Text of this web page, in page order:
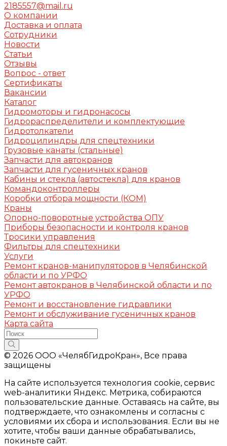
2185557@mail.ru
О компании
Доставка и оплата
Сотрудники
Новости
Статьи
Отзывы
Вопрос - ответ
Сертификаты
Вакансии
Каталог
Гидромоторы и гидронасосы
Гидрораспределители и комплектующие
Гидротолкатели
Гидроцилиндры для спецтехники
Грузовые канаты (стальные)
Запчасти для автокранов
Запчасти для гусеничных кранов
Кабины и стекла (автостекла) для кранов
Командоконтроллеры
Коробки отбора мощности (КОМ)
Краны
Опорно-поворотные устройства ОПУ
Приборы безопасности и контроля кранов
Тросики управления
Фильтры для спецтехники
Услуги
Ремонт кранов-манипуляторов в Челябинской
области и по УРФО
Ремонт автокранов в Челябинской области и по
УРФО
Ремонт и восстановление гидравлики
Ремонт и обслуживание гусеничных кранов
Карта сайта
© 2026 ООО «ЧелябГидроКран», Все права
защищены
На сайте используется технология cookie, сервис
web-аналитики Яндекс. Метрика, собираются
пользовательские данные. Оставаясь на сайте, вы
подтверждаете, что ознакомлены и согласны с
условиями их сбора и использования. Если вы не
хотите, чтобы ваши данные обрабатывались,
покиньте сайт.